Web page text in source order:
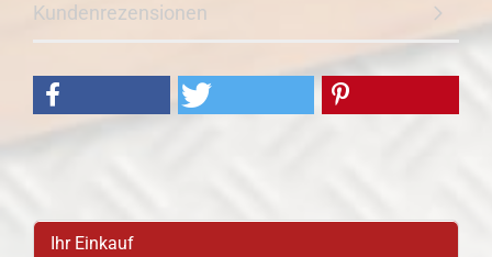
Kundenrezensionen
Ihr Einkauf